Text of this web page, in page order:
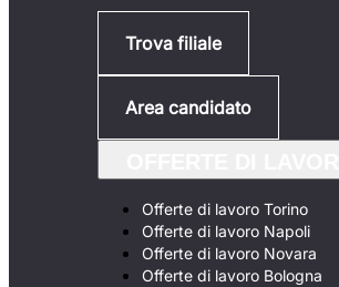
Trova filiale
Area candidato
Offerte di lavoro Torino
Offerte di lavoro Napoli
Offerte di lavoro Novara
Offerte di lavoro Bologna